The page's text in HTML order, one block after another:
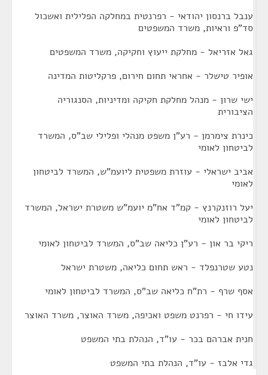
ענבל ברנסון יהודאי - רפרנטית במחלקה הפלילית ואשכול
סד"פ וראיות, משרד המשפטים
גאל אזריאל - מחלקת ייעוץ וחקיקה, משרד המשפטים
אופיר טישלר - אחראי תחום חירום, פרקליטות המדינה
ישי שרון - מנהל מחלקת חקיקה ומדיניות, הסנגוריה
הציבורית
כינרת צימרמן - רע"ן משפט מנהלי ופלילי שב"ס, המשרד
לביטחון לאומי
אביב ישראלי - עוזרת משפטית ליועמ"ש, המשרד לביטחון
לאומי
יעל רוזנקרנץ - קמ"ד אח"מ יועמ"ש משטרת ישראל, המשרד
לביטחון לאומי
ריקי בר און - רע"ן כליאה שב"ס, המשרד לביטחון לאומי
נטע שטרנפלד - ראש תחום כליאה, משטרת ישראל
אסף שרף - רת"ח כליאה שב"ס, המשרד לביטחון לאומי
עידו חי - רפרנט משפט ואכיפה, משרד האוצר, משרד האוצר
חנית אברהם בכר - עו"ד, הנהלת בתי המשפט
גדי אלבז - עו"ד, הנהלת בתי המשפט